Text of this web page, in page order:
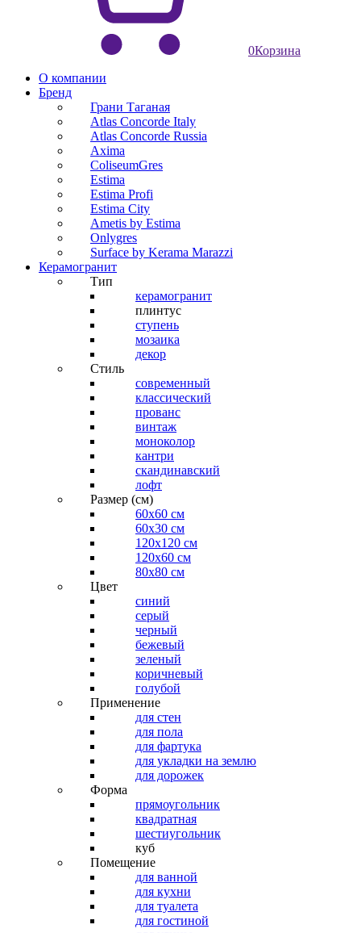
0Корзина
О компании
Бренд
Грани Таганая
Atlas Concorde Italy
Atlas Concorde Russia
Axima
ColiseumGres
Estima
Estima Profi
Estima City
Ametis by Estima
Onlygres
Surface by Kerama Marazzi
Керамогранит
Тип
керамогранит
плинтус
ступень
мозаика
декор
Стиль
современный
классический
прованс
винтаж
моноколор
кантри
скандинавский
лофт
Размер (см)
60х60 см
60x30 см
120x120 см
120x60 см
80x80 см
Цвет
синий
серый
черный
бежевый
зеленый
коричневый
голубой
Применение
для стен
для пола
для фартука
для укладки на землю
для дорожек
Форма
прямоугольник
квадратная
шестиугольник
куб
Помещение
для ванной
для кухни
для туалета
для гостиной